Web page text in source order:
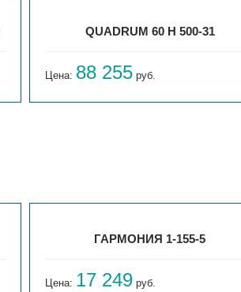
QUADRUM 60 H 500-31
Цена: 88 255 руб.
ГАРМОНИЯ 1-155-5
Цена: 17 249 руб.